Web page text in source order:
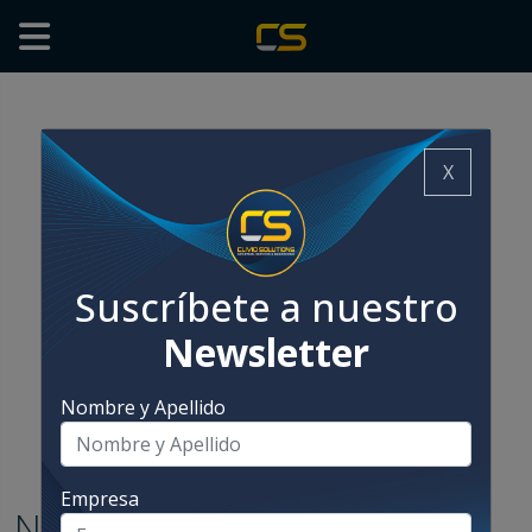
X
Suscríbete a nuestro
Newsletter
Nombre y Apellido
Empresa